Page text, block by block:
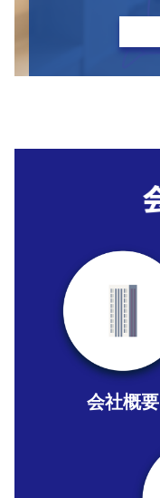
会社概要